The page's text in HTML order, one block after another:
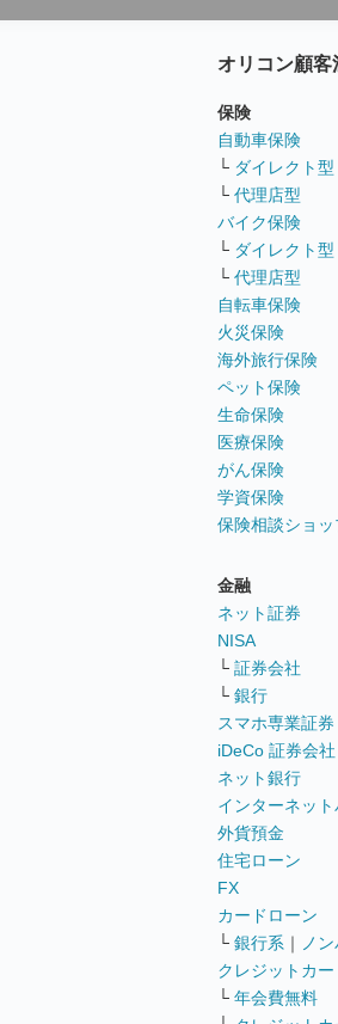
オリコン顧
保険
自動車保険
└ ダイレクト型
└ 代理店型
バイク保険
└ ダイレクト型
└ 代理店型
自転車保険
火災保険
海外旅行保険
ペット保険
生命保険
医療保険
がん保険
学資保険
保険相談ショッ
金融
ネット証券
NISA
└ 証券会社
└ 銀行
スマホ専業証券
iDeCo 証券会社
ネット銀行
インターネッ
外貨預金
住宅ローン
FX
カードローン
└ 銀行系 ｜
ノ
クレジットカー
└ 年会費無料